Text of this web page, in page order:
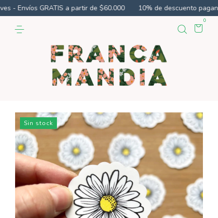
Envíos GRATIS a partir de $60.000 10% de descuento
0
Sin stock